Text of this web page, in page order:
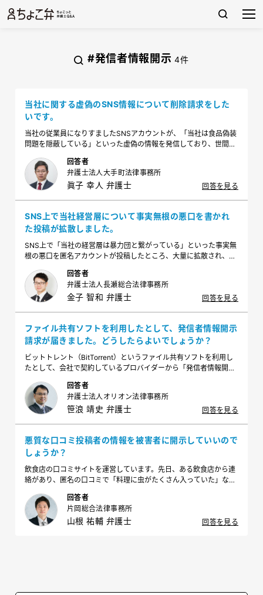
#発信者情報開示 4件
当社に関する虚偽のSNS情報について削除請求をした
いです。
当社の従業員になりすましたSNSアカウントが、「当社は食品偽装
問題を隠蔽している」といった虚偽の情報を発信しており、世間に
進めるのが適切でしょうか。
回答者
弁護士法人大手町法律事務所
眞子 幸人 弁護士 回答を見る
SNS上で当社経営層について事実無根の悪口を書かれ
た投稿が拡散しました。
SNS上で「当社の経営層は暴力団と繋がっている」といった事実無
根の悪口を匿名アカウントが投稿したところ、大量に拡散され、問
切でしょうか。回答者
弁護士法人長瀬総合法律事務所
金子 智和 弁護士 回答を見る
ファイル共有ソフトを利用したとして、発信者情報開示
請求が届きました。どうしたらよいでしょうか？
ビットトレント（BitTorrent）というファイル共有ソフトを利用し
たとして、会社で契約しているプロバイダーから「発信者情報開示
これはどういうものなのでしょうか。また、これからどうしたらよ
いのでしょうか？
回答者
弁護士法人オリオン法律事務所
笹浪 靖史 弁護士 回答を見る
悪質な口コミ投稿者の情報を被害者に開示していいので
しょうか？
飲食店の口コミサイトを運営しています。先日、ある飲食店から連
絡があり、匿名の口コミで「料理に虫がたくさん入っていた」など
えてほしい、と請求を受けました。どのように対処するのが適切で
しょうか。
回答者
片岡総合法律事務所
山根 祐輔 弁護士 回答を見る